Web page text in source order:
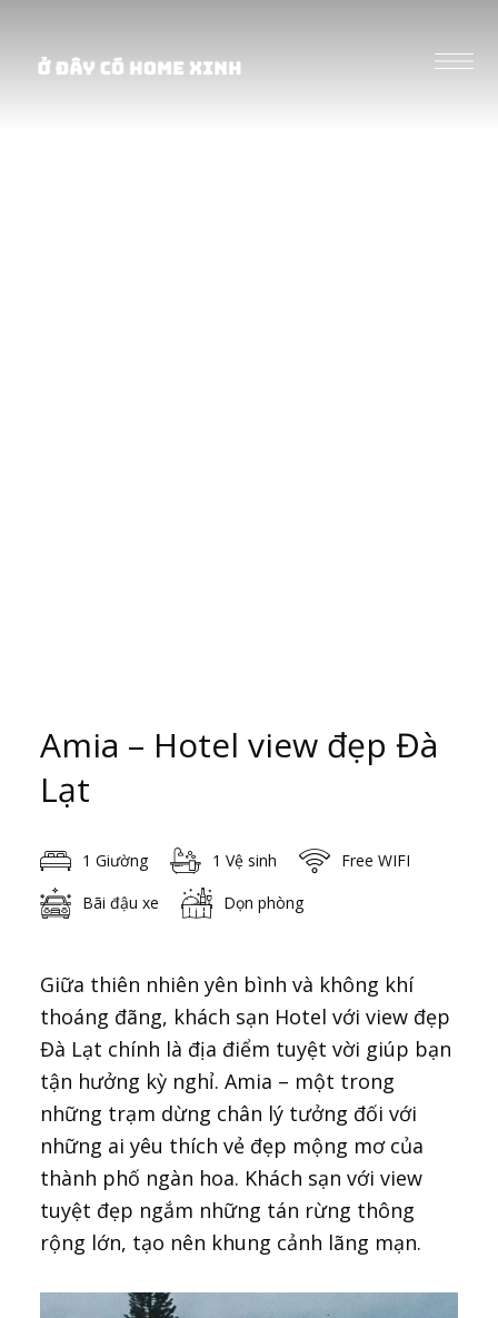
Amia – Hotel view đẹp Đà
Lạt
1 Giường 1 Vệ sinh
Free WIFI
Bãi đậu xe
Dọn phòng
Giữa thiên nhiên yên bình và không khí
thoáng đãng, khách sạn Hotel với view đẹp
Đà Lạt chính là địa điểm tuyệt vời giúp bạn
tận hưởng kỳ nghỉ. Amia – một trong
những trạm dừng chân lý tưởng đối với
những ai yêu thích vẻ đẹp mộng mơ của
thành phố ngàn hoa. Khách sạn với view
tuyệt đẹp ngắm những tán rừng thông
rộng lớn, tạo nên khung cảnh lãng mạn.